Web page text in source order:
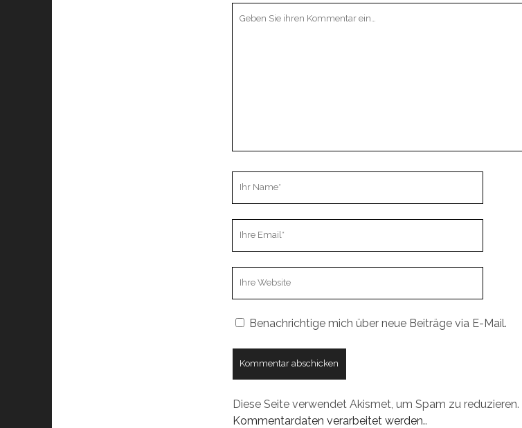
Benachrichtige mich über neue Beiträge via E-Mail.
Diese Seite verwendet Akismet, um Spam zu reduzieren.
Kommentardaten verarbeitet werden..